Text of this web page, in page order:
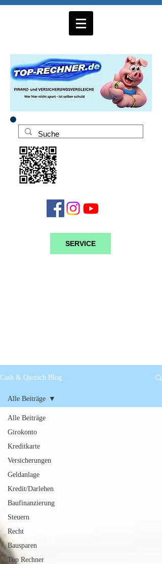
SERVICE
Cash & Quatsch Blog
Alle Beiträge
Girokonto
Kreditkarte
Versicherungen
Geldanlage
Kredit/Darlehen
Baufinanzierung
Steuern
Recht
Bausparen
Top Rechner
Alle Beiträge